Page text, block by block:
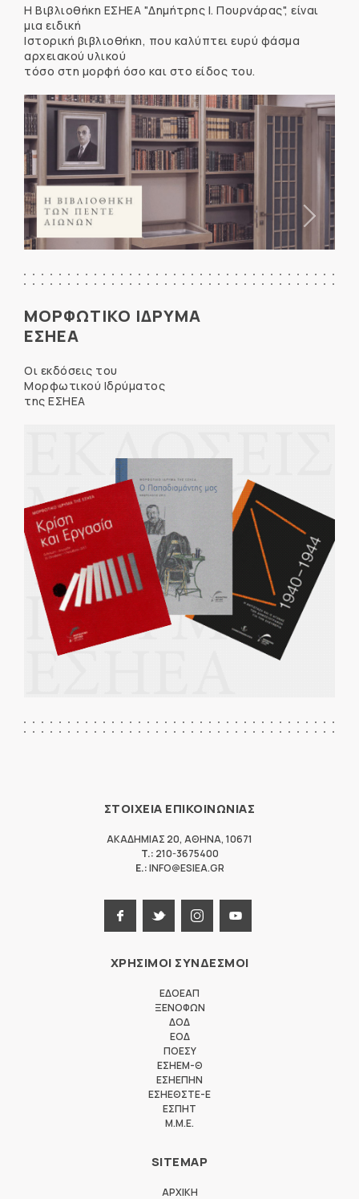
Η Βιβλιοθήκη ΕΣΗΕΑ "Δημήτρης Ι. Πουρνάρας", είναι
μια ειδική
Ιστορική βιβλιοθήκη, που καλύπτει ευρύ φάσμα
αρχειακού υλικού
τόσο στη μορφή όσο και στο είδος του.
ΜΟΡΦΩΤΙΚΟ ΙΔΡΥΜΑ
ΕΣΗΕΑ
Οι εκδόσεις του
Μορφωτικού Ιδρύματος
της ΕΣΗΕΑ
ΣΤΟΙΧΕΙΑ ΕΠΙΚΟΙΝΩΝΙΑΣ
ΑΚΑΔΗΜΙΑΣ 20, ΑΘΗΝΑ, 10671
T.: 210-3675400
E.:INFO@ESIEA.GR
ΧΡΗΣΙΜΟΙ ΣΥΝΔΕΣΜΟΙ
ΕΔΟΕΑΠ
ΞΕΝΟΦΩΝ
ΔΟΔ
ΕΟΔ
ΠΟΕΣΥ
ΕΣΗΕΜ-Θ
ΕΣΗΕΠΗΝ
ΕΣΗΕΘΣΤΕ-Ε
ΕΣΠΗΤ
M.M.E.
SITEMAP
ΑΡΧΙΚΗ